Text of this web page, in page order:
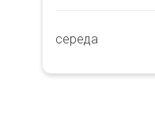
середа